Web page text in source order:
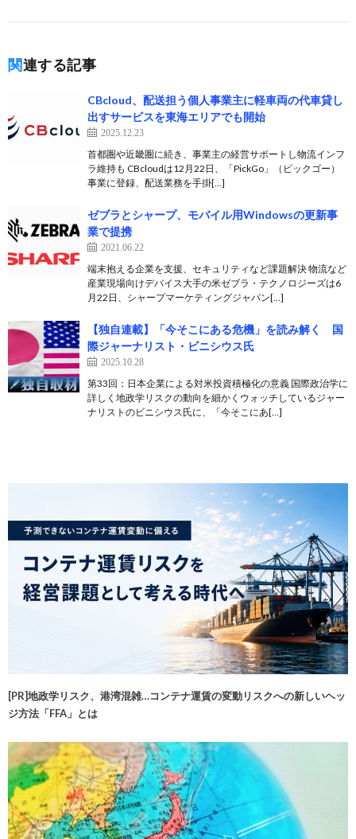
関連する記事
CBcloud、配送担う個人事業主に軽車両の代車貸し
出すサービスを東海エリアでも開始
2025.12.23
首都圏や近畿圏に続き、事業主の経営サポートし物流インフ
ラ維持も CBcloudは12月22日、「PickGo」（ピックゴー）
事業に登録、配送業務を手掛[…]
ゼブラとシャープ、モバイル用Windowsの更新事
業で提携
2021.06.22
端末抱える企業を支援、セキュリティなど課題解決 物流など
産業現場向けデバイス大手の米ゼブラ・テクノロジーズは6
月22日、シャープマーケティングジャパン[…]
【独自連載】「今そこにある危機」を読み解く 国
際ジャーナリスト・ビニシウス氏
2025.10.28
第33回：日本企業による対米投資積極化の意義 国際政治学に
詳しく地政学リスクの動向を細かくウォッチしているジャー
ナリストのビニシウス氏に、「今そこにあ[…]
[PR]地政学リスク、港湾混雑…コンテナ運賃の変動リスクへの新しいヘッ
ジ方法「FFA」とは